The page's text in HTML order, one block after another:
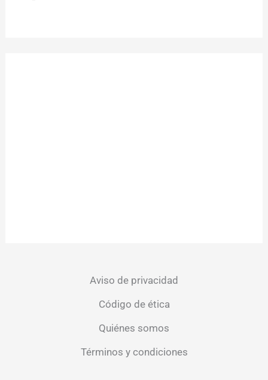
Aviso de privacidad
Código de ética
Quiénes somos
Términos y condiciones